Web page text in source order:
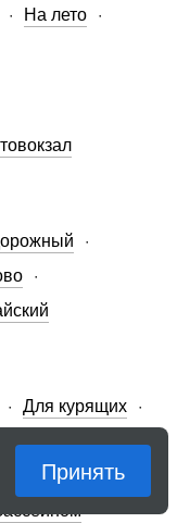
На лето
Для курящих
Сначала дорогое
парковкой
Принять